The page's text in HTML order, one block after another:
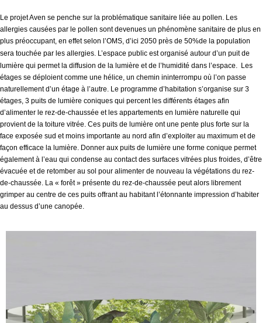
Le projet Aven se penche sur la problématique sanitaire liée au pollen. Les
allergies causées par le pollen sont devenues un phénomène sanitaire de plus en
plus préoccupant, en effet selon l’OMS, d’ici 2050 près de 50%de la population
sera touchée par les allergies. L’espace public est organisé autour d’un puit de
lumière qui permet la diffusion de la lumière et de l’humidité dans l’espace. Les
étages se déploient comme une hélice, un chemin ininterrompu où l’on passe
naturellement d’un étage à l’autre. Le programme d’habitation s’organise sur 3
étages, 3 puits de lumière coniques qui percent les différents étages afin
d’alimenter le rez-de-chaussée et les appartements en lumière naturelle qui
provient de la toiture vitrée. Ces puits de lumière ont une pente plus forte sur la
face exposée sud et moins importante au nord afin d’exploiter au maximum et de
façon efficace la lumière. Donner aux puits de lumière une forme conique permet
également à l’eau qui condense au contact des surfaces vitrées plus froides, d’être
évacuée et de retomber au sol pour alimenter de nouveau la végétations du rez-
de-chaussée. La « forêt » présente du rez-de-chaussée peut alors librement
grimper au centre de ces puits offrant au habitant l’étonnante impression d’habiter
au dessus d’une canopée.